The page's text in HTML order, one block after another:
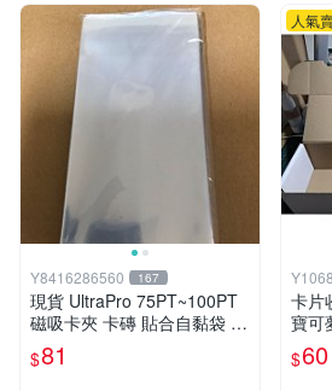
Y8416286560 167
現貨 UltraPro 75PT~100PT
磁吸卡夾 卡磚 貼合自黏袋 一
包 球員卡厚卡 NBA MLB PAT
CH卡
$81
人氣
卡片
寶可
大
$60